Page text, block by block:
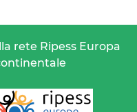
rete Ripess Europa